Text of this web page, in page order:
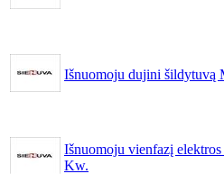
Išnuomoju dujini šildytuvą
Išnuomoju vienfazį
Kw.